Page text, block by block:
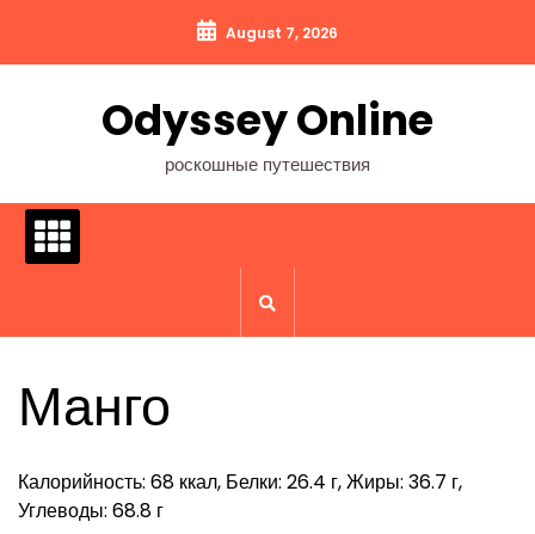
содержимому
August 7, 2026
Odyssey Online
роскошные путешествия
Манго
Калорийность: 68 ккал, Белки: 26.4 г, Жиры: 36.7 г,
Углеводы: 68.8 г